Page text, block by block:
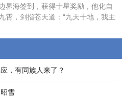
界海签到，获得十星奖励，他化自
霄，剑指苍天道：“九天十地，我主
，有同族人来了？
雪